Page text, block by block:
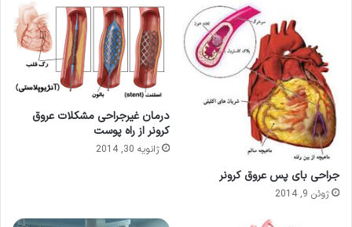
جراحی بای پس عروق کرونر
ژوئن 9, 2014
درمان غیرجراحی مشکلات عروق
کرونر از راه پوست
ژانویه 30, 2014